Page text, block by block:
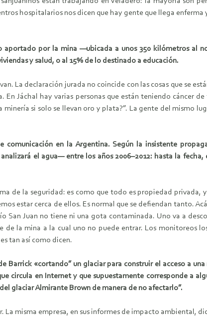
hospitalarios nos dicen que hay gente que llega
aportado por la mina —ubicada a unos 350 kilómetros al
y salud, o al 15% de lo destinado a educación.
La declaración jurada no coincide con las cosas que se
Jáchal hay varias personas que están teniendo cáncer
si solo se llevan oro y plata?”. La gente del mismo
comunicación en la Argentina. Según la insistente
el agua— entre los años 2006–2012: hasta la
de la seguridad: es como que todo es propiedad privada,
estar cerca de ellos. Es normal que se defiendan tanto.
San Juan no tiene ni una gota contaminada. Uno va a
de la mina a la cual uno no puede entrar. Los monitoreos
tan así como dicen.
Barrick «cortando” un glaciar para construir el acceso a
circula en Internet y que supuestamente corresponde a
glaciar Almirante Brown de manera de no afectarlo”.
misma empresa, en sus informes de impacto ambiental,